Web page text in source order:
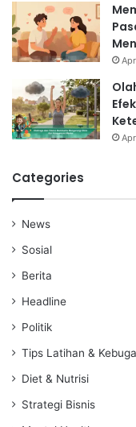
Categories
News
Sosial
Berita
Headline
Politik
Tips Latihan &
Diet & Nutrisi
Strategi Bisnis